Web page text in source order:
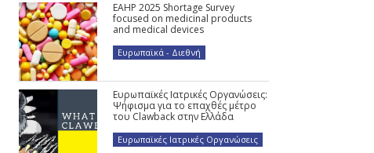
EAHP 2025 Shortage Survey
focused on medicinal products
and medical devices
Ευρωπαϊκά - Διεθνή
Ευρωπαϊκές Ιατρικές Οργανώσεις:
Ψήφισμα για το επαχθές μέτρο
του Clawback στην Ελλάδα
Ευρωπαϊκές Ιατρικές Οργανώσεις